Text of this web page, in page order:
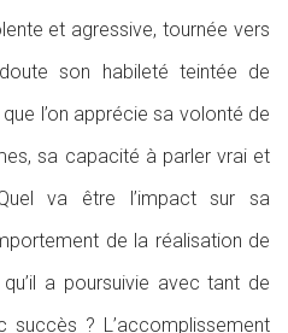
et agressive, tournée vers
son habileté teintée de
l’on apprécie sa volonté de
sa capacité à parler vrai et
va être l’impact sur sa
de la réalisation de
a poursuivie avec tant de
? L’accomplissement